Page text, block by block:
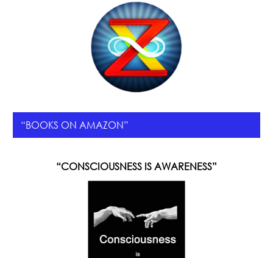
“BOOKS ON AMAZON”
“CONSCIOUSNESS IS AWARENESS”